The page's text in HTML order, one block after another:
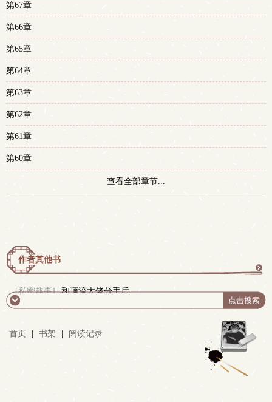
第67章
第66章
第65章
第64章
第63章
第62章
第61章
第60章
查看全部章节...
作者其他书
多
[私密趣事] 和顶流大佬分手后
首页 书架 阅读记录